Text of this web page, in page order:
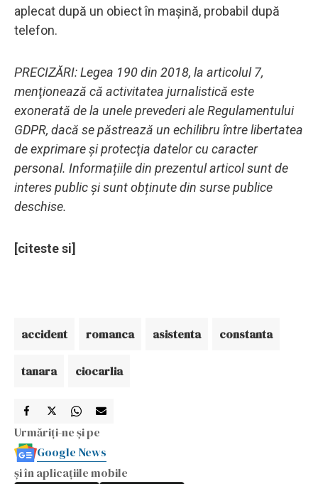
aplecat după un obiect în mașină, probabil după
telefon.
PRECIZĂRI: Legea 190 din 2018, la articolul 7,
menţionează că activitatea jurnalistică este
exonerată de la unele prevederi ale Regulamentului
GDPR, dacă se păstrează un echilibru între libertatea
de exprimare şi protecţia datelor cu caracter
personal. Informațiile din prezentul articol sunt de
interes public și sunt obținute din surse publice
deschise.
[citeste si]
accident romanca asistenta constanta
tanara ciocarlia
Urmăriți-ne și pe
Google News
și în aplicațiile mobile